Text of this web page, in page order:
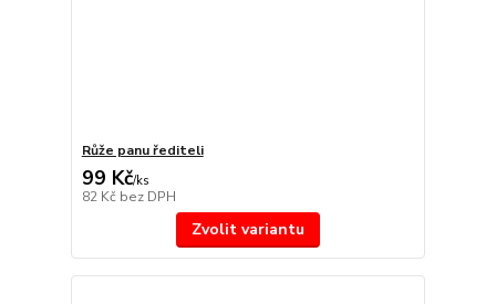
Růže panu řediteli
99 Kč/ks
82 Kč bez DPH
Zvolit variantu